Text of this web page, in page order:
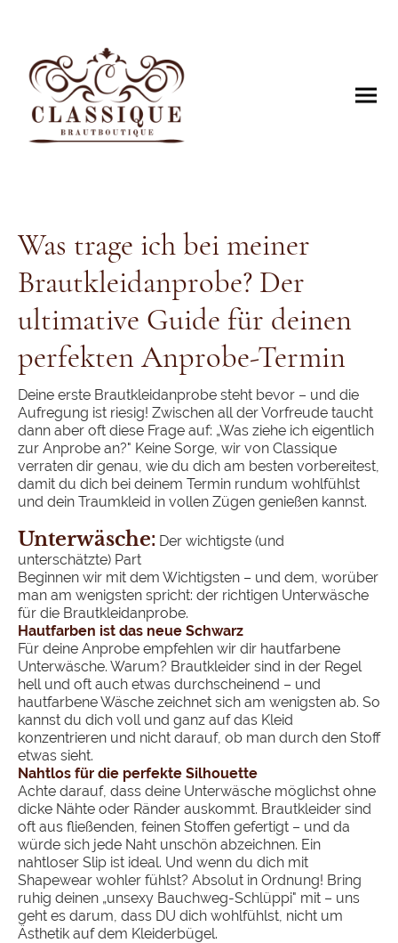
Was trage ich bei meiner
Brautkleidanprobe? Der
ultimative Guide für deinen
perfekten Anprobe-Termin
Deine erste Brautkleidanprobe steht bevor – und die
Aufregung ist riesig! Zwischen all der Vorfreude taucht
dann aber oft diese Frage auf: „Was ziehe ich eigentlich
zur Anprobe an?" Keine Sorge, wir von Classique
verraten dir genau, wie du dich am besten vorbereitest,
damit du dich bei deinem Termin rundum wohlfühlst
und dein Traumkleid in vollen Zügen genießen kannst.
Unterwäsche: Der wichtigste (und
unterschätzte) Part
Beginnen wir mit dem Wichtigsten – und dem, worüber
man am wenigsten spricht: der richtigen Unterwäsche
für die Brautkleidanprobe.
Hautfarben ist das neue Schwarz
Für deine Anprobe empfehlen wir dir hautfarbene
Unterwäsche. Warum? Brautkleider sind in der Regel
hell und oft auch etwas durchscheinend – und
hautfarbene Wäsche zeichnet sich am wenigsten ab. So
kannst du dich voll und ganz auf das Kleid
konzentrieren und nicht darauf, ob man durch den Stoff
etwas sieht.
Nahtlos für die perfekte Silhouette
Achte darauf, dass deine Unterwäsche möglichst ohne
dicke Nähte oder Ränder auskommt. Brautkleider sind
oft aus fließenden, feinen Stoffen gefertigt – und da
würde sich jede Naht unschön abzeichnen. Ein
nahtloser Slip ist ideal. Und wenn du dich mit
Shapewear wohler fühlst? Absolut in Ordnung! Bring
ruhig deinen „unsexy Bauchweg-Schlüppi" mit – uns
geht es darum, dass DU dich wohlfühlst, nicht um
Ästhetik auf dem Kleiderbügel.